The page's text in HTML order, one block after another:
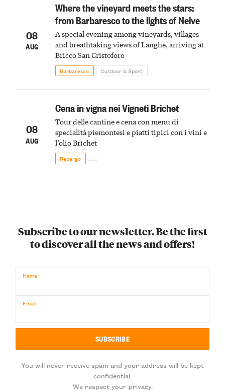
08
AUG
Where the vineyard meets the stars:
from Barbaresco to the lights of Neive
A special evening among vineyards, villages
and breathtaking views of Langhe, arriving at
Bricco San Cristoforo
Barbaresco Outdoor & Sport
08
AUG
Cena in vigna nei Vigneti Brichet
Tour delle cantine e cena con menu di
specialità piemontesi e piatti tipici con i vini e
l’olio Brichet
Repergo
Subscribe to our newsletter. Be the first
to discover all the news and offers!
Name
Email
You will never receive spam and your address will be kept
confidential.
We respect your privacy.